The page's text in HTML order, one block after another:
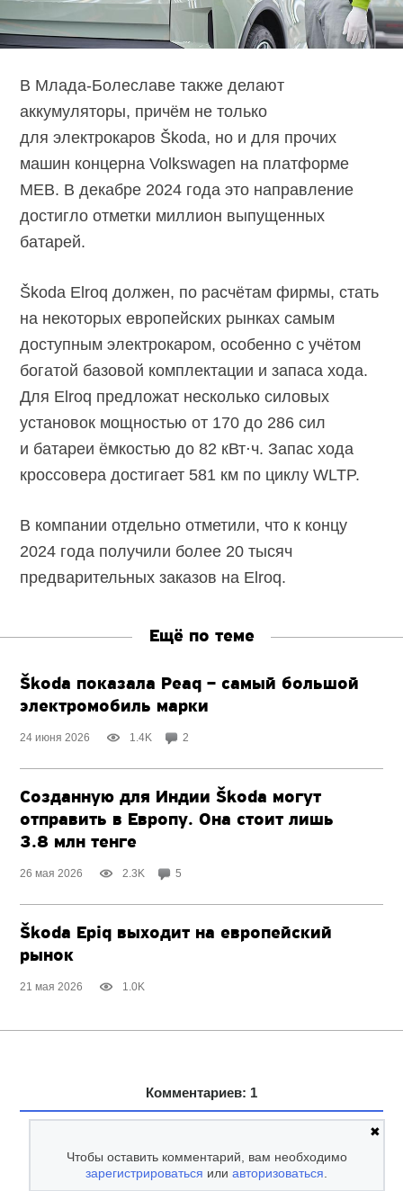
В Млада-Болеславе также делают
аккумуляторы, причём не только
для электрокаров Škoda, но и для прочих
машин концерна Volkswagen на платформе
MEB. В декабре 2024 года это направление
достигло отметки миллион выпущенных
батарей.
Škoda Elroq должен, по расчётам фирмы, стать
на некоторых европейских рынках самым
доступным электрокаром, особенно с учётом
богатой базовой комплектации и запаса хода.
Для Elroq предложат несколько силовых
установок мощностью от 170 до 286 сил
и батареи ёмкостью до 82 кВт⋅ч. Запас хода
кроссовера достигает 581 км по циклу WLTP.
В компании отдельно отметили, что к концу
2024 года получили более 20 тысяч
предварительных заказов на Elroq.
Ещё по теме
Škoda показала Peaq – самый большой
электромобиль марки
24 июня 2026 1.4K 2
Созданную для Индии Škoda могут
отправить в Европу. Она стоит лишь
3.8 млн тенге
26 мая 2026 2.3K 5
Škoda Epiq выходит на европейский
рынок
21 мая 2026 1.0K
Комментариев: 1
✖
Чтобы оставить комментарий, вам необходимо
зарегистрироваться илиавторизоваться